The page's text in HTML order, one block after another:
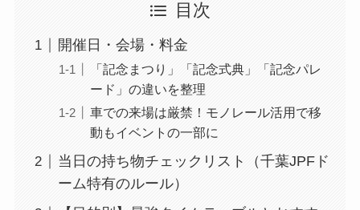
目次
開催日・会場・料金
「記念まつり」「記念式典」「記念パレ
ード」の違いを整理
車での来場は厳禁！モノレール活用で移
動もイベントの一部に
当日の持ち物チェックリスト（千葉JPFド
ーム特有のルール）